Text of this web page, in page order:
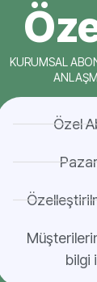
KURUMSAL
Özel
bilgi